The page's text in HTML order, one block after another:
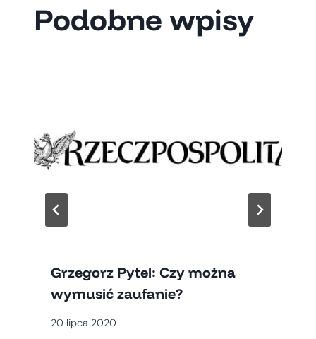
Podobne wpisy
Grzegorz Pytel: Czy można
wymusić zaufanie?
20 lipca 2020